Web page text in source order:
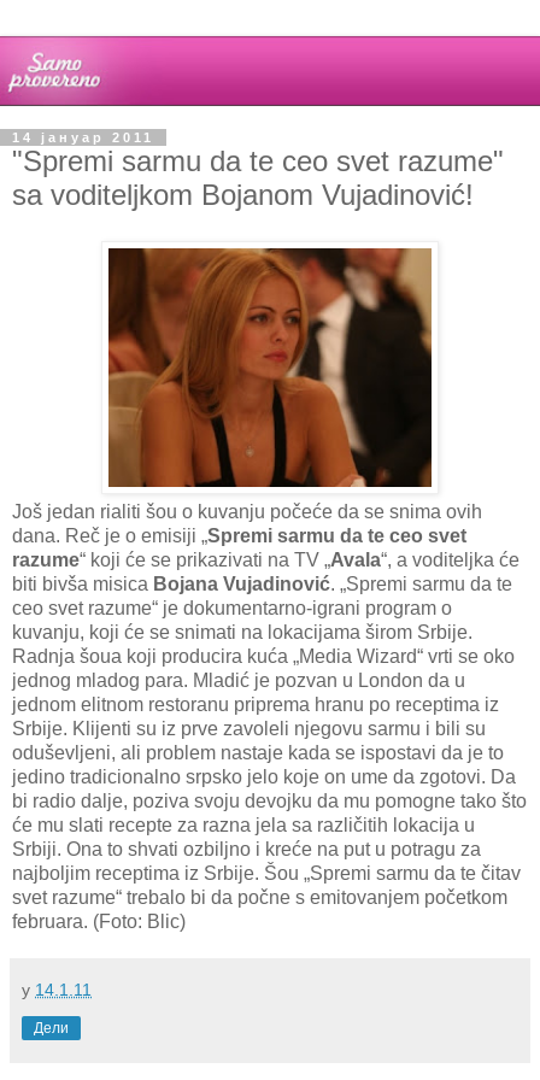
14 јануар 2011
"Spremi sarmu da te ceo svet razume"
sa voditeljkom Bojanom Vujadinović!
Još jedan rialiti šou o kuvanju počeće da se snima ovih
dana. Reč je o emisiji „Spremi sarmu da te ceo svet
razume“ koji će se prikazivati na TV „Avala“, a voditeljka će
biti bivša misica Bojana Vujadinović. „Spremi sarmu da te
ceo svet razume“ je dokumentarno-igrani program o
kuvanju, koji će se snimati na lokacijama širom Srbije.
Radnja šoua koji producira kuća „Media Wizard“ vrti se oko
jednog mladog para. Mladić je pozvan u London da u
jednom elitnom restoranu priprema hranu po receptima iz
Srbije. Klijenti su iz prve zavoleli njegovu sarmu i bili su
oduševljeni, ali problem nastaje kada se ispostavi da je to
jedino tradicionalno srpsko jelo koje on ume da zgotovi. Da
bi radio dalje, poziva svoju devojku da mu pomogne tako što
će mu slati recepte za razna jela sa različitih lokacija u
Srbiji. Ona to shvati ozbiljno i kreće na put u potragu za
najboljim receptima iz Srbije. Šou „Spremi sarmu da te čitav
svet razume“ trebalo bi da počne s emitovanjem početkom
februara. (Foto: Blic)
у 14.1.11
Дели